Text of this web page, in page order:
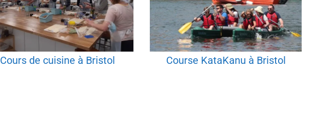
Cours de cuisine à Bristol Course KataKanu à Bristol